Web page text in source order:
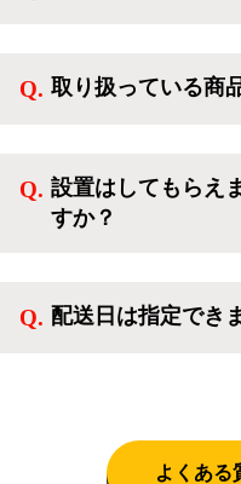
方、登録しなくても
取り扱っている商
活を応援するような
電、調理家電、生活
設置はしてもらえ
すか？
神奈川・千葉)におい
配送日は指定でき
話にて日時決定に関
よくある